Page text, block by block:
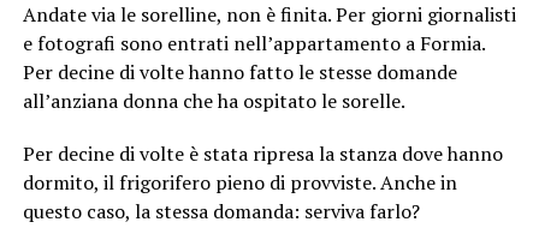
Andate via le sorelline, non è finita. Per giorni giornalisti
e fotografi sono entrati nell’appartamento a Formia.
Per decine di volte hanno fatto le stesse domande
all’anziana donna che ha ospitato le sorelle.
Per decine di volte è stata ripresa la stanza dove hanno
dormito, il frigorifero pieno di provviste. Anche in
questo caso, la stessa domanda: serviva farlo?